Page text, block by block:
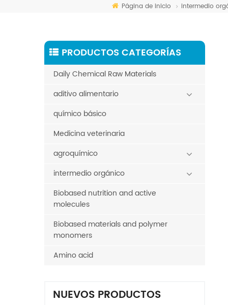
Página de inicio intermedio
PRODUCTOS CATEGORÍAS
Daily Chemical Raw Materials
aditivo alimentario
químico básico
Medicina veterinaria
agroquímico
intermedio orgánico
Biobased nutrition and active
molecules
Biobased materials and polymer
monomers
Amino acid
NUEVOS PRODUCTOS